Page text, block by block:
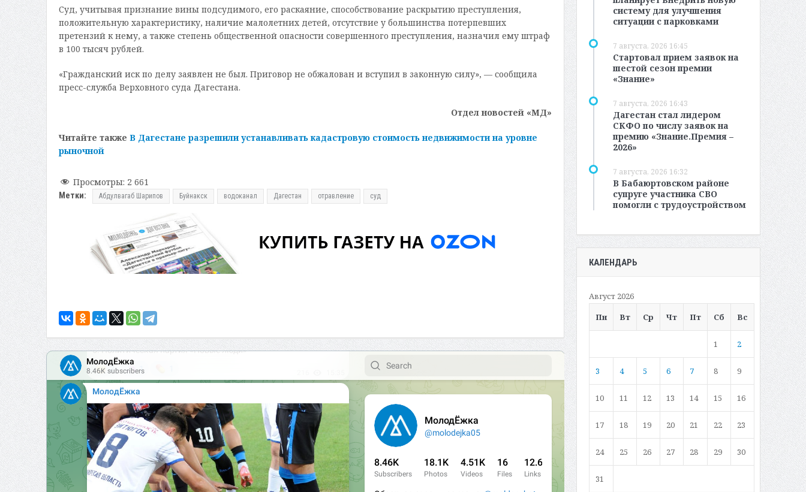
Суд, учитывая признание вины подсудимого, его раскаяние, способствование раскрытию преступления,
положительную характеристику, наличие малолетних детей, отсутствие у большинства потерпевших
претензий к нему, а также степень общественной опасности совершенного преступления, назначил ему штраф
в 100 тысяч рублей.
«Гражданский иск по делу заявлен не был. Приговор не обжалован и вступил в законную силу», — сообщила
пресс-служба Верховного суда Дагестана.
Отдел новостей «МД»
Читайте также В Дагестане разрешили устанавливать кадастровую стоимость недвижимости на уровне
рыночной
Просмотры: 2 661
Метки: Абдулвагаб Шарипов Буйнакск водоканал Дагестан отравление суд
систему для улучшения
ситуации с парковками
7 августа, 2026 16:45
Стартовал прием заявок на
шестой сезон премии
«Знание»
7 августа, 2026 16:43
Дагестан стал лидером
СКФО по числу заявок на
премию «Знание.Премия –
2026»
7 августа, 2026 16:32
В Бабаюртовском районе
супруге участника СВО
помогли с трудоустройством
КАЛЕНДАРЬ
Август 2026
Пн
Вт Ср Чт Пт Сб Вс
1 2
3 4 5 6 7 8 9
10 11 12 13 14 15 16
17 18 19 20 21 22 23
24 25 26 27 28 29 30
31